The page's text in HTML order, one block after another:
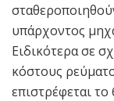
υπάρχοντος
Ειδικότερα σε
κόστους
επιστρέφεται